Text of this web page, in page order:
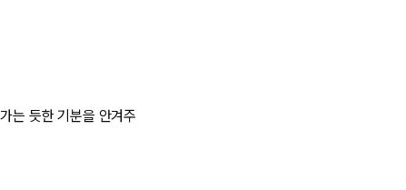
는 듯한 기분을 안겨주